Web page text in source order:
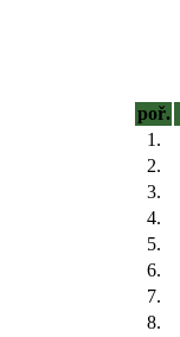
poř.
1.
2.
3.
4.
5.
6.
7.
8.